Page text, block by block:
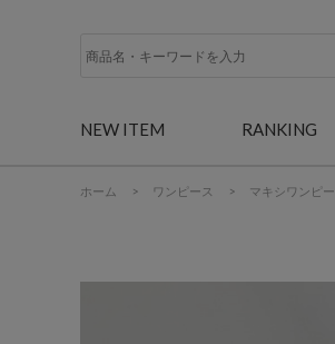
NEW ITEM RANKING
ホーム > ワンピース > マキシワンピ